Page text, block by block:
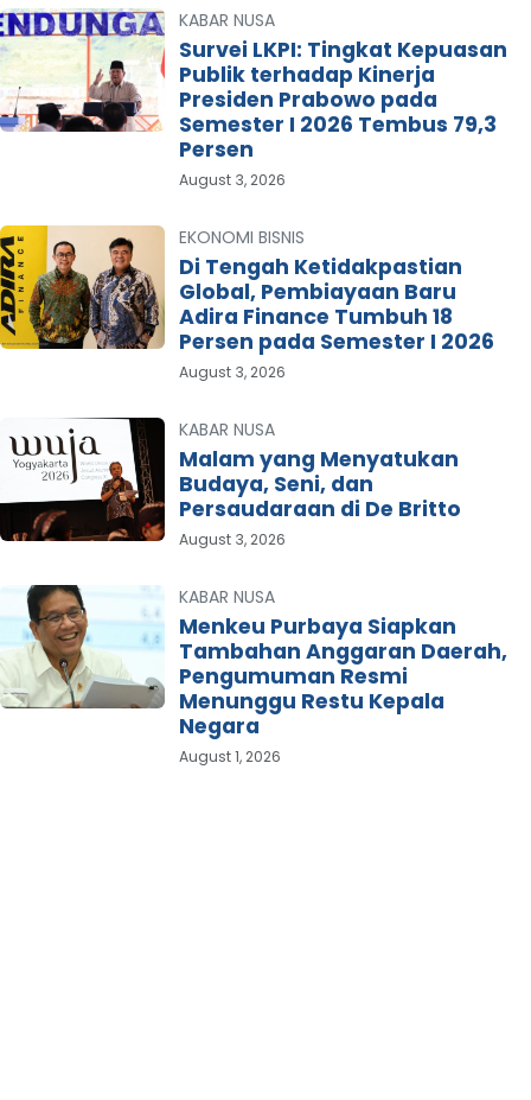
KABAR NUSA
Survei LKPI: Tingkat Kepuasan
Publik terhadap Kinerja
Presiden Prabowo pada
Semester I 2026 Tembus 79,3
Persen
August 3, 2026
EKONOMI BISNIS
Di Tengah Ketidakpastian
Global, Pembiayaan Baru
Adira Finance Tumbuh 18
Persen pada Semester I 2026
August 3, 2026
KABAR NUSA
Malam yang Menyatukan
Budaya, Seni, dan
Persaudaraan di De Britto
August 3, 2026
KABAR NUSA
Menkeu Purbaya Siapkan
Tambahan Anggaran Daerah,
Pengumuman Resmi
Menunggu Restu Kepala
Negara
August 1, 2026